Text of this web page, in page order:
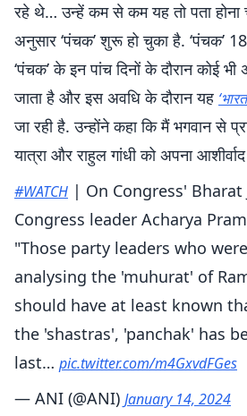
रहे थे… उन्हें कम से कम यह तो पता होना
अनुसार ‘पंचक’ शुरू हो चुका है. ‘पंचक’
‘पंचक’ के इन पांच दिनों के दौरान कोई
जाता है और इस अवधि के दौरान यह
जा रही है. उन्होंने कहा कि मैं भगवान से
यात्रा और राहुल गांधी को अपना
#WATCH | On Congress' Bharat
Congress leader Acharya
"Those party leaders who
analysing the 'muhurat' of
should have at least known
the 'shastras', 'panchak' has
last… pic.twitter.com/m4GxvdFGes
— ANI (@ANI) January 14, 2024